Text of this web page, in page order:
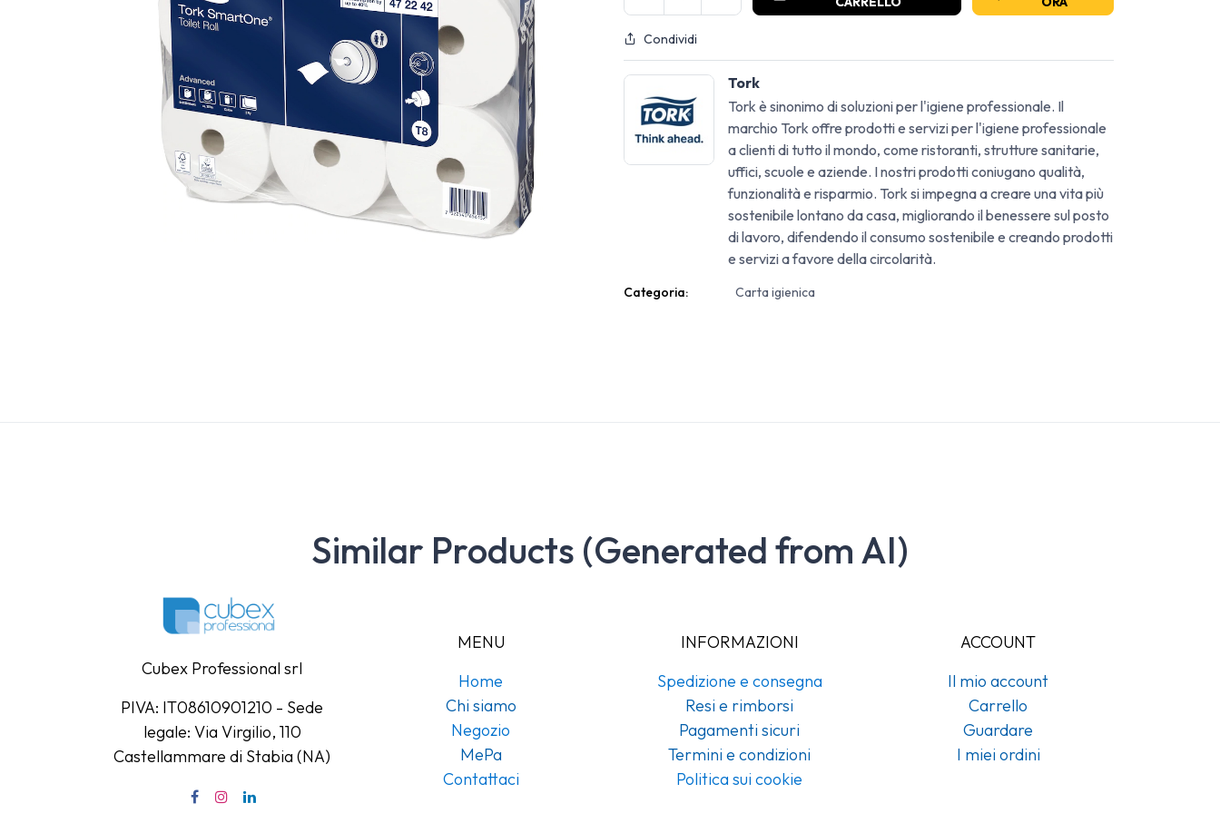
Condividi
Tork
Tork è sinonimo di soluzioni per l'igiene professionale. Il
marchio Tork offre prodotti e servizi per l'igiene professionale
a clienti di tutto il mondo, come ristoranti, strutture sanitarie,
uffici, scuole e aziende. I nostri prodotti coniugano qualità,
funzionalità e risparmio. Tork si impegna a creare una vita più
sostenibile lontano da casa, migliorando il benessere sul posto
di lavoro, difendendo il consumo sostenibile e creando prodotti
e servizi a favore della circolarità.
Categoria: Carta igienica
Similar Products (Generated from AI)
Cubex Professional srl
PIVA: IT08610901210 - Sede
legale: Via Virgilio, 110
Castellammare di Stabia (NA)
MENU
Home
Chi siamo
Negozio
MePa
Contattaci
INFORMAZIONI
Spedizione e consegna
Resi e rimborsi
Pagamenti sicuri
Termini e condizioni
Politica sui cookie
ACCOUNT
Il mio account
Carrello
Guardare
I miei ordini